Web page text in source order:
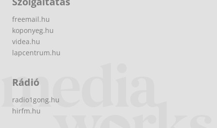
freemail.hu
koponyeg.hu
videa.hu
lapcentrum.hu
Rádió
radio1gong.hu
hirfm.hu